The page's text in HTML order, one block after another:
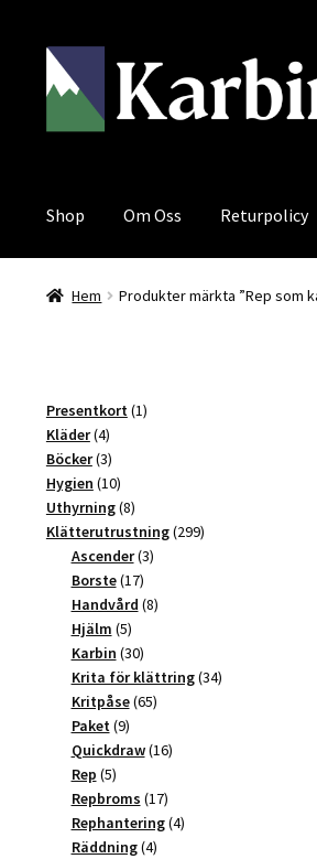
Hoppa
till
navigering
Hoppa
till
innehåll
Shop Om Oss Returpolicy
Hem Produkter märkta ”Rep som
Presentkort 11
Kläder 44
produkter
Böcker 33
produkter
Hygien 1010
produkter
Uthyrning 88
produkter
Klätterutrustning 299299
Ascender 33
Borste 1717
produkter
Handvård 88
Hjälm 55
produkter
Karbin 3030
produkter
Krita för klättring 3434
Kritpåse 6565
Paket 99
produkter
Quickdraw 1616
Rep 55
produkter
Repbroms 1717
produkter
Rephantering 44
Räddning 44